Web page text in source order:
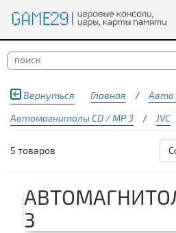
Вернуться Главная / Авто
Автомагнитолы CD / MP 3
/ JVC
5 товаров
3